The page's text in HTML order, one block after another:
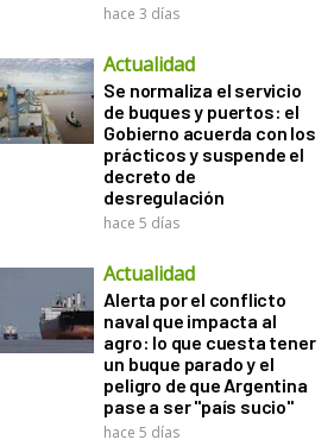
hace 3 días
Actualidad
Se normaliza el servicio
de buques y puertos: el
Gobierno acuerda con los
prácticos y suspende el
decreto de
desregulación
hace 5 días
Actualidad
Alerta por el conflicto
naval que impacta al
agro: lo que cuesta tener
un buque parado y el
peligro de que Argentina
pase a ser "país sucio"
hace 5 días